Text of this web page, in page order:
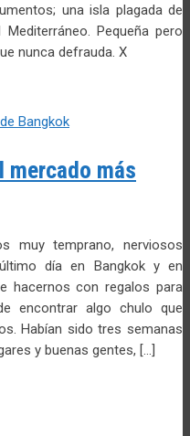
una isla plagada de
Pequeña pero
nunca defrauda. X
mercado más
muy temprano, nerviosos
día en Bangkok y en
hacernos con regalos para
encontrar algo chulo que
Habían sido tres semanas
y buenas gentes, […]